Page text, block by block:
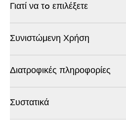
Γιατί να τo επιλέξετε
Συνιστώμενη Χρήση
Διατροφικές πληροφορίες
Συστατικά